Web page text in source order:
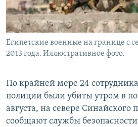
Հայերեն
English
Русский
Все сайты Радио Азатутюн
Египетские военные на границе с
2013 года. Иллюстративное фото.
По крайней мере 24
полиции были убиты утром в
августа, на севере Синайского
сообщают службы